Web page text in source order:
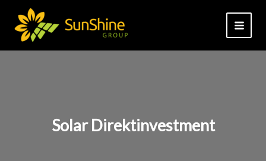
Inhalt
springen
Solar Direktinvestment